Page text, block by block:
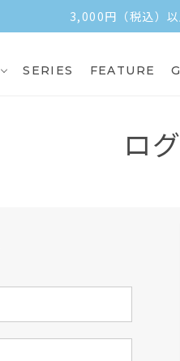
3,000円（税込）
SERIES FEATURE
ロ